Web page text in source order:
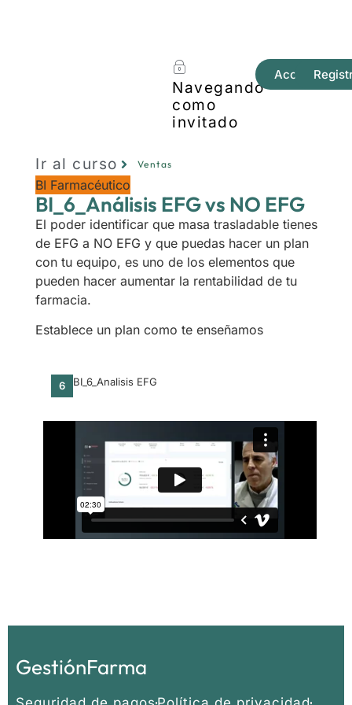
Navegando
como
invitado
Acceder
Ir al curso Ventas
BI Farmacéutico
BI_6_Análisis EFG vs NO EFG
El poder identificar que masa trasladable tienes
de EFG a NO EFG y que puedas hacer un plan
con tu equipo, es uno de los elementos que
pueden hacer aumentar la rentabilidad de tu
farmacia.
Establece un plan como te enseñamos
6 BI_6_Analisis EFG
GestiónFarma